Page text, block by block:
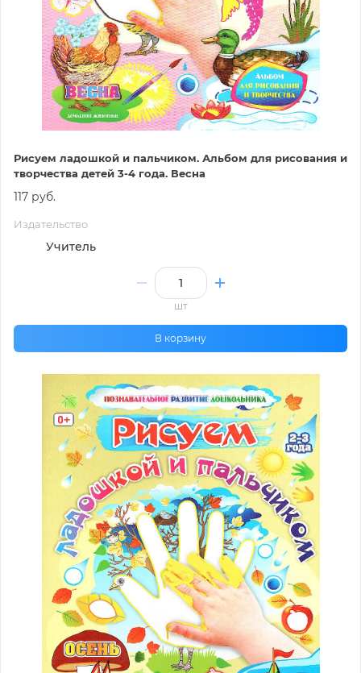
Рисуем ладошкой и пальчиком. Альбом для рисования и
творчества детей 3-4 года. Весна
117 руб.
Издательство
Учитель
шт
В корзину